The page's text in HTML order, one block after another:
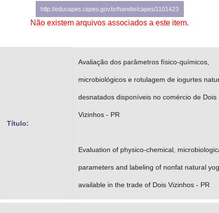
Advocacia-Geral da União
Banco Central do Brasil
Planalto
http://educapes.capes.gov.br/handle/capes/1101423
Não existem arquivos associados a este item.
Título:
Avaliação dos parâmetros físico-químicos,
microbiológicos e rotulagem de iogurtes
desnatados disponíveis no comércio de Dois
Vizinhos - PR
Evaluation of physico-chemical,
parameters and labeling of nonfat natural
available in the trade of Dois Vizinhos - PR